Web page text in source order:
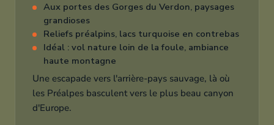
Aux portes des Gorges du Verdon, paysages
grandioses
Reliefs préalpins, lacs turquoise en contrebas
Idéal : vol nature loin de la foule, ambiance
haute montagne
Une escapade vers l'arrière-pays sauvage, là où
les Préalpes basculent vers le plus beau canyon
d'Europe.